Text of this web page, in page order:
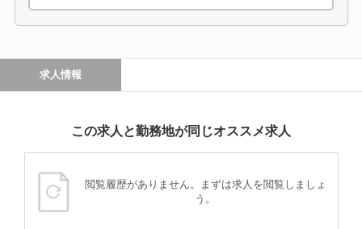
求人情報
この求人と勤務地が同じオススメ求人
閲覧履歴がありません。まずは求人を閲覧しましょ
う。